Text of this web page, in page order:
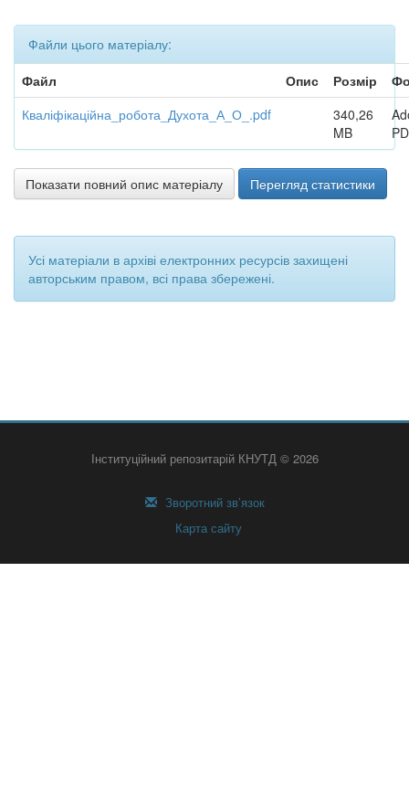
Файли цього матеріалу:
Файл
Опис Розмір
Кваліфікаційна_робота_Духота_А_О_.pdf
340,26
MB
Показати повний опис матеріалу Перегляд статистики
Усі матеріали в архіві електронних ресурсів захищені
авторським правом, всі права збережені.
Інституційний репозитарій КНУТД © 2026
Зворотний зв’язок
Карта сайту